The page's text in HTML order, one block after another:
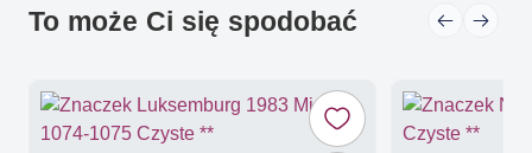
To może Ci się spodobać